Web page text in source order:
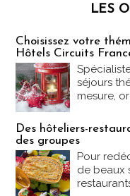
LES
Choisissez votre
Hôtels Circuits
séjours
mesure,
Des hôteliers-
des groupes
Pour
de beaux